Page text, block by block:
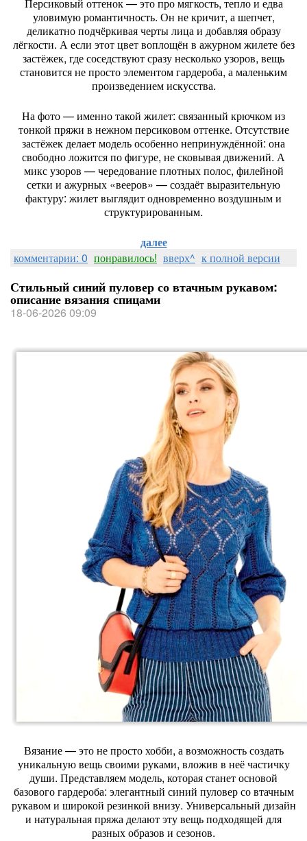
уловимую романтичность. Он не кричит, а шепчет,
деликатно подчёркивая черты лица и добавляя образу
лёгкости. А если этот цвет воплощён в ажурном жилете без
застёжек, где соседствуют сразу несколько узоров, вещь
становится не просто элементом гардероба, а маленьким
произведением искусства.
На фото — именно такой жилет: связанный крючком из
тонкой пряжи в нежном персиковом оттенке. Отсутствие
застёжек делает модель особенно непринуждённой: она
свободно ложится по фигуре, не сковывая движений. А
микс узоров — чередование плотных полос, филейной
сетки и ажурных «вееров» — создаёт выразительную
фактуру: жилет выглядит одновременно воздушным и
структурированным.
далее
комментарии: 0 понравилось! вверх^ к полной версии
Стильный синий пуловер со втачным рукавом:
описание вязания спицами
18-06-2026 09:09
Вязание— этонепростохобби, авозможностьсоздать
уникальнуювещьсвоими руками, вложив в неёчастичку
души. Представляеммодель, котораястанетосновой
базовогогардероба: элегантный синий пуловерсовтачным
рукавоми широкой резинкой внизу. Универсальный дизайн
и натуральнаяпряжаделаютэтувещьподходящей для
разныхобразов и сезонов.